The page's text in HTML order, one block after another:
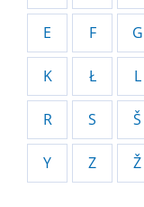
E F G
K Ł L
R S Š
Y Z Ž